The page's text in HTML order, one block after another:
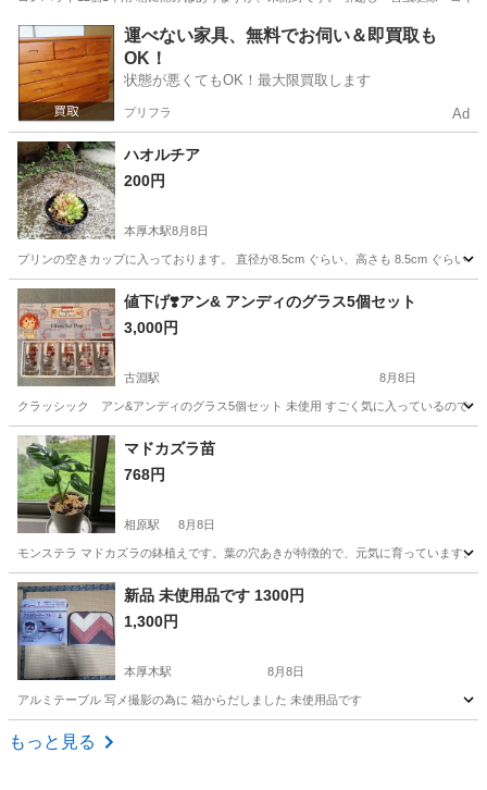
神奈川 横浜市 横浜駅 洗濯用品 ゴキブリ
運べない家具、無料でお伺い＆即買取も
OK！
状態が悪くてもOK！最大限買取します
プリフラ Ad
ハオルチア
200円
本厚木駅8月8日
プリンの空きカップに入っております。 直径が8.5cm ぐらい、高さも 8.5cm ぐらい
神奈川 厚木市 本厚木駅 家庭用品
値下げ❣️アン& アンディのグラス5個セット
3,000円
古淵駅 8月8日
クラッシック アン&アンディのグラス5個セット 未使用 すごく気に入っているのです
神奈川 相模原市 古淵駅
マドカズラ苗
768円
相原駅 8月8日
モンステラ マドカズラの鉢植えです。葉の穴あきが特徴的で、元気に育っています
神奈川 相模原市 相原駅 家庭用品
新品 未使用品です 1300円
1,300円
本厚木駅 8月8日
アルミテーブル 写メ撮影の為に 箱からだしました 未使用品です
神奈川 厚木市
もっと見る